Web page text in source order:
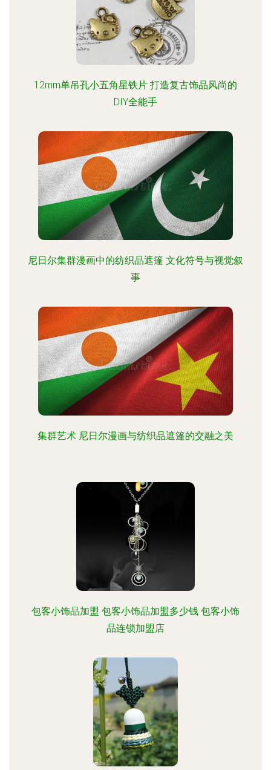
12mm单吊孔小五角星铁片 打造复古饰品风尚的
DIY全能手
尼日尔集群漫画中的纺织品遮篷 文化符号与视觉叙
事
集群艺术 尼日尔漫画与纺织品遮篷的交融之美
包客小饰品加盟 包客小饰品加盟多少钱 包客小饰
品连锁加盟店